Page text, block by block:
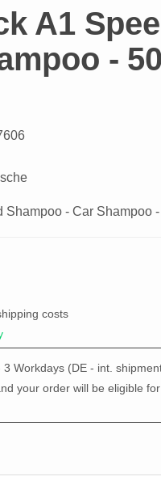
A1
-
Shampoo - Car Shampoo -
costs
3 Workdays (DE - int.
your order will be eligible